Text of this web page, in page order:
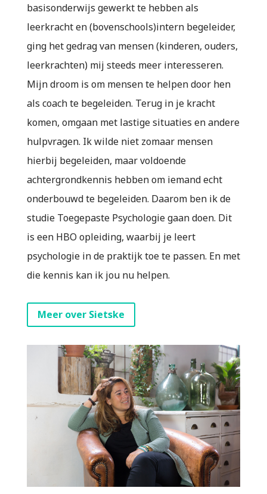
basisonderwijs gewerkt te hebben als
leerkracht en (bovenschools)intern begeleider,
ging het gedrag van mensen (kinderen, ouders,
leerkrachten) mij steeds meer interesseren.
Mijn droom is om mensen te helpen door hen
als coach te begeleiden. Terug in je kracht
komen, omgaan met lastige situaties en andere
hulpvragen. Ik wilde niet zomaar mensen
hierbij begeleiden, maar voldoende
achtergrondkennis hebben om iemand echt
onderbouwd te begeleiden. Daarom ben ik de
studie Toegepaste Psychologie gaan doen. Dit
is een HBO opleiding, waarbij je leert
psychologie in de praktijk toe te passen. En met
die kennis kan ik jou nu helpen.
Meer over Sietske